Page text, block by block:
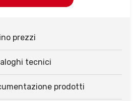
prezzi
tecnici
prodotti